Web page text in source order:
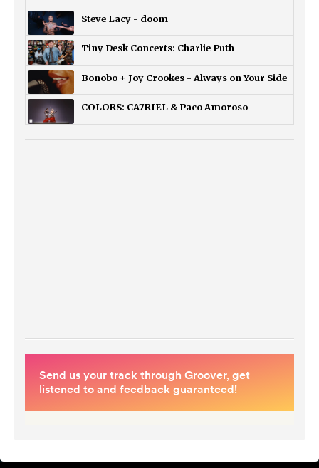
Steve Lacy - doom
Tiny Desk Concerts: Charlie Puth
Bonobo + Joy Crookes - Always on Your Side
COLORS: CA7RIEL & Paco Amoroso